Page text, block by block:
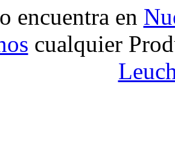
encuentra en
cualquier